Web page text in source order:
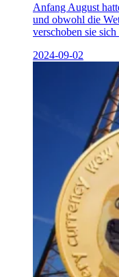
Anfang August
und obwohl die
verschoben sie
2024-09-02